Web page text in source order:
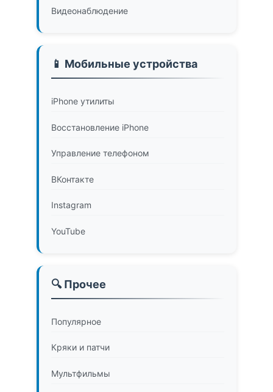
Видеонаблюдение
📱 Мобильные устройства
iPhone утилиты
Восстановление iPhone
Управление телефоном
ВКонтакте
Instagram
YouTube
🔍 Прочее
Популярное
Кряки и патчи
Мультфильмы